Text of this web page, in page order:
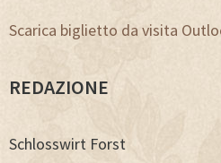
Scarica biglietto da visita
REDAZIONE
Schlosswirt Forst